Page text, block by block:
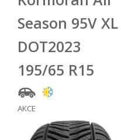
Season 95V XL
DOT2023
195/65 R15
AKCE